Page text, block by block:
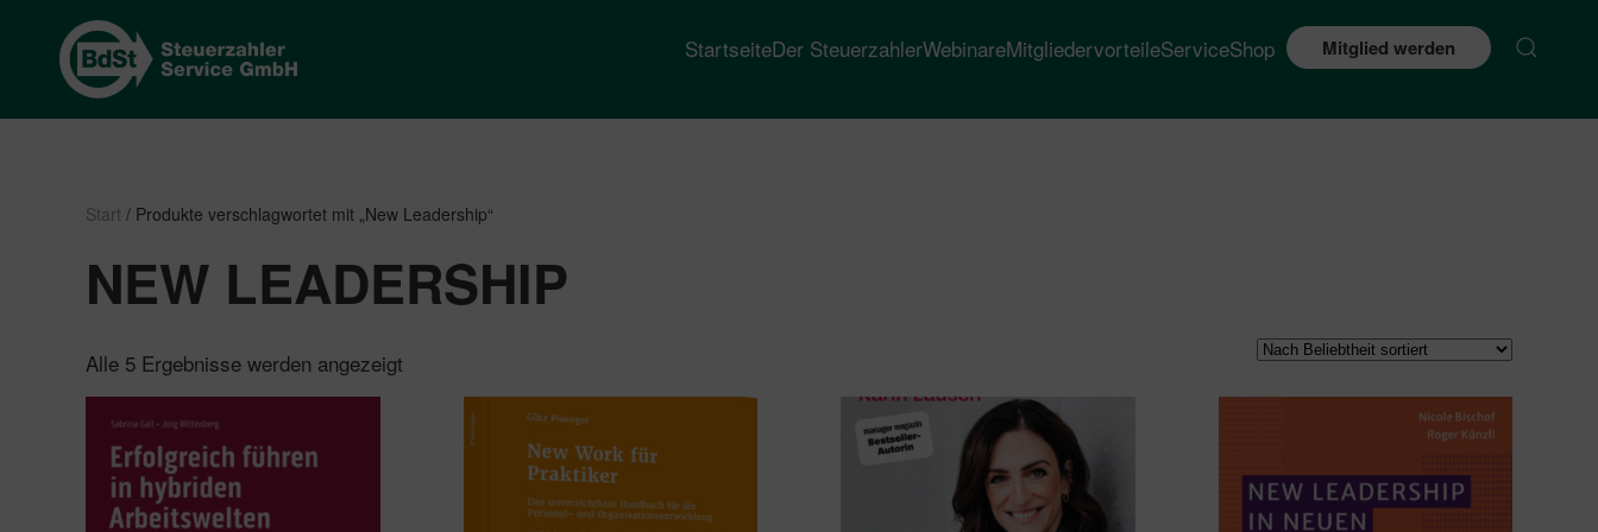
StartseiteDer SteuerzahlerWebinareMitgliedervorteileServiceShop Mitglied werden
Start / Produkte verschlagwortet mit „New Leadership“
NEW LEADERSHIP
Alle 5 Ergebnisse werden angezeigt
sortiert